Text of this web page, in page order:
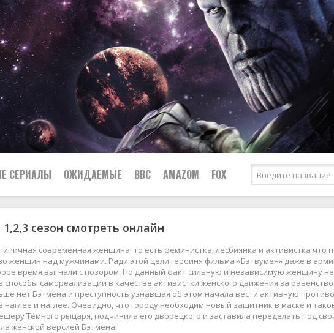
СЕРИАЛЫ
Боевики
Приключения
Детективы
Драмы
Исторические
Документальные
Военные
Семейные
Спортивные
Вестерны
ОЖИДАЕМЫЕ BBC AMAZOM FOX
1,2,3 сезон смотреть онлайн
современная женщина, то есть феминистка, лесбиянка и активистка что
женщин над мужчинами. Ради этой цели героиня фильма «Бэтвумен» даже в
время выгнали с позором. Но данный факт сильную и независимую женщину
способы самореализации в качестве активистки женского движения за равенство.
нет Бэтмена и преступность узнавшая об этом начала вести активную
наглее и наглее. Очевидно, что городу необходим новый защитник в маске и
Тёмного рыцаря, подчинила его дворецкого и заставила переделать под
женской версией Бэтмена.